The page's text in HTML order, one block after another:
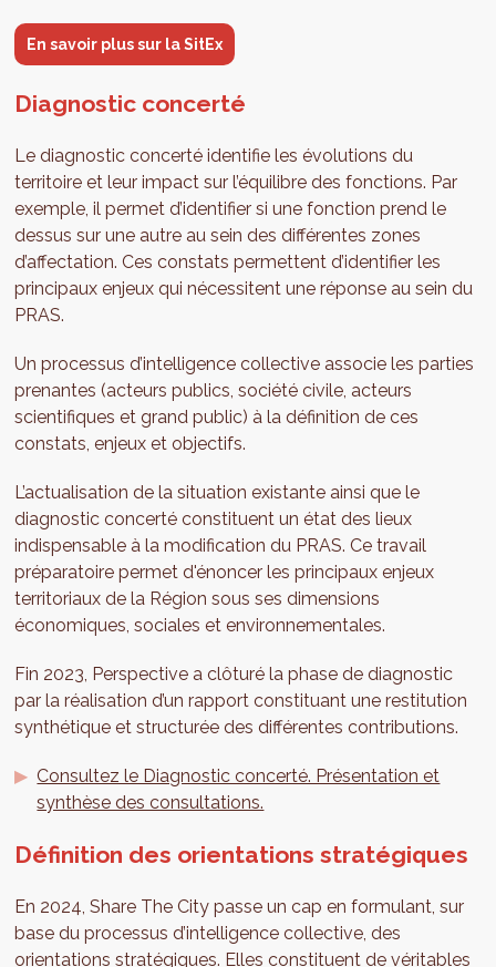
En savoir plus sur la SitEx
Diagnostic concerté
Le diagnostic concerté identifie les évolutions du
territoire et leur impact sur l’équilibre des fonctions. Par
exemple, il permet d’identifier si une fonction prend le
dessus sur une autre au sein des différentes zones
d’affectation. Ces constats permettent d’identifier les
principaux enjeux qui nécessitent une réponse au sein du
PRAS.
Un processus d’intelligence collective associe les parties
prenantes (acteurs publics, société civile, acteurs
scientifiques et grand public) à la définition de ces
constats, enjeux et objectifs.
L’actualisation de la situation existante ainsi que le
diagnostic concerté constituent un état des lieux
indispensable à la modification du PRAS. Ce travail
préparatoire permet d'énoncer les principaux enjeux
territoriaux de la Région sous ses dimensions
économiques, sociales et environnementales.
Fin 2023, Perspective a clôturé la phase de diagnostic
par la réalisation d’un rapport constituant une restitution
synthétique et structurée des différentes contributions.
Consultez le Diagnostic concerté. Présentation et
synthèse des consultations.
Définition des orientations stratégiques
En 2024, Share The City passe un cap en formulant, sur
base du processus d’intelligence collective, des
orientations stratégiques. Elles constituent de véritables